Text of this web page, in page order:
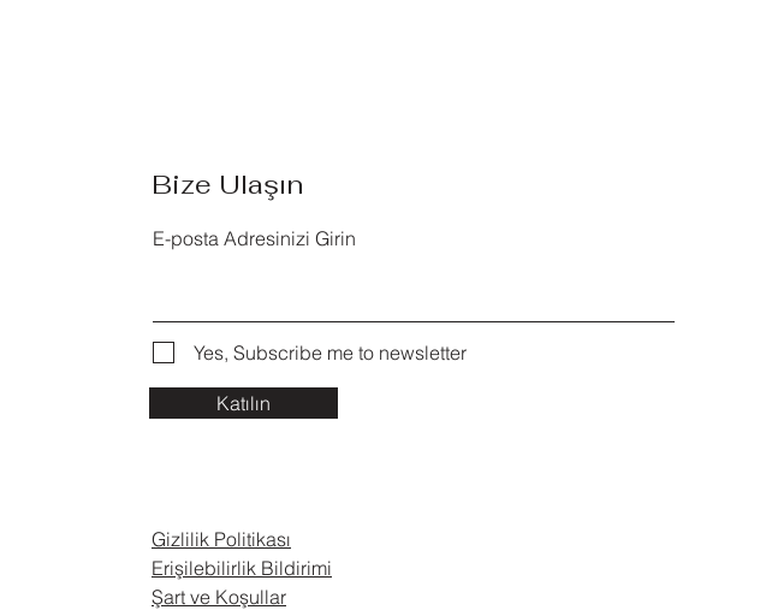
Bize Ulaşın
E-posta Adresinizi Girin
Yes, Subscribe me to newsletter
Katılın
Gizlilik Politikası
Erişilebilirlik Bildirimi
Şart ve Koşullar